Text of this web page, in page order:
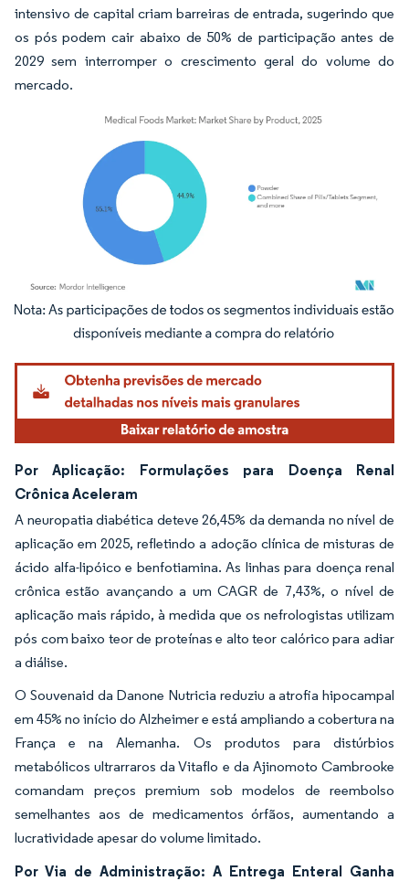
intensivo de capital criam barreiras de entrada, sugerindo que
os pós podem cair abaixo de 50% de participação antes de
2029 sem interromper o crescimento geral do volume do
mercado.
Imagem © Mordor Intelligence. O reuso requer atribuição conforme CC BY 4.0.
Por Aplicação: Formulações para Doença Renal
Crônica Aceleram
A neuropatia diabética deteve 26,45% da demanda no nível de
aplicação em 2025, refletindo a adoção clínica de misturas de
ácido alfa-lipóico e benfotiamina. As linhas para doença renal
crônica estão avançando a um CAGR de 7,43%, o nível de
aplicação mais rápido, à medida que os nefrologistas utilizam
pós com baixo teor de proteínas e alto teor calórico para adiar
a diálise.
O Souvenaid da Danone Nutricia reduziu a atrofia hipocampal
em 45% no início do Alzheimer e está ampliando a cobertura na
França e na Alemanha. Os produtos para distúrbios
metabólicos ultrarraros da Vitaflo e da Ajinomoto Cambrooke
comandam preços premium sob modelos de reembolso
semelhantes aos de medicamentos órfãos, aumentando a
lucratividade apesar do volume limitado.
Por Via de Administração: A Entrega Enteral Ganha